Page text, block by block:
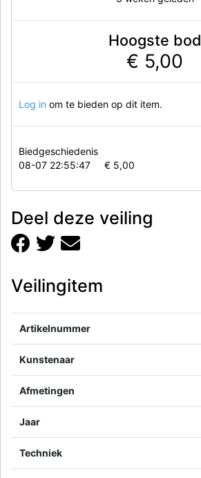
Hoogste bod
€ 5,00
Log in om te bieden op dit item.
Biedgeschiedenis
08-07 22:55:47
€ 5,00
Deel deze veiling
Veilingitem
Artikelnummer
Kunstenaar
Afmetingen
Jaar
Techniek